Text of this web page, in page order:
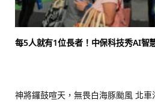
每5人就有1位長者！中保科技秀AI智
神將鑼鼓喧天，無畏白海豚颱風 北